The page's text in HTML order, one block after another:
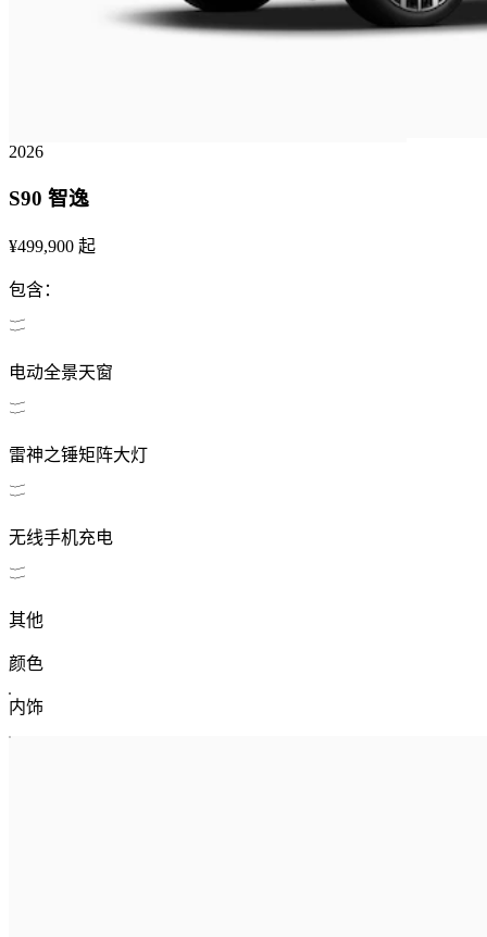
2026
S90 智逸
¥499,900 起
包含：
电动全景天窗
雷神之锤矩阵大灯
无线手机充电
其他
颜色
内饰